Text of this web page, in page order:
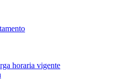
horaria vigente